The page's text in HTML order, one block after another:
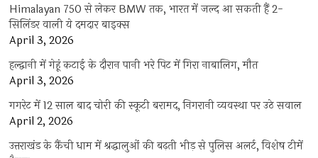
Himalayan 750 से लेकर BMW तक, भारत में जल्द आ सकती हैं 2-
सिलिंडर वाली ये दमदार बाइक्स
April 3, 2026
हल्द्वानी में गेहूं कटाई के दौरान पानी भरे पिट में गिरा नाबालिग, मौत
April 3, 2026
गगरेट में 12 साल बाद चोरी की स्कूटी बरामद, निगरानी व्यवस्था पर उठे सवाल
April 2, 2026
उत्तराखंड के कैंची धाम में श्रद्धालुओं की बढ़ती भीड़ से पुलिस अलर्ट, विशेष टीमें